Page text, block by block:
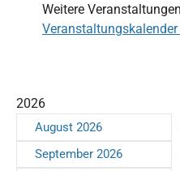
Weitere
2026
August 2026
September 2026